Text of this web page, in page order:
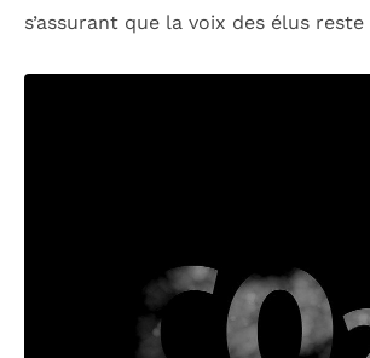
s’assurant que la voix des élus